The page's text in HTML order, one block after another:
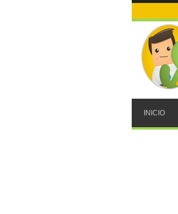
INICIO